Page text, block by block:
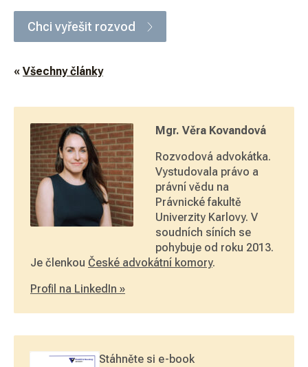
Chci vyřešit rozvod
« Všechny články
Mgr. Věra Kovandová
Rozvodová advokátka.
Vystudovala právo a
právní vědu na
Právnické fakultě
Univerzity Karlovy. V
soudních síních se
pohybuje od roku 2013.
Je členkou České advokátní komory.
Profil na LinkedIn »
Stáhněte si e-book